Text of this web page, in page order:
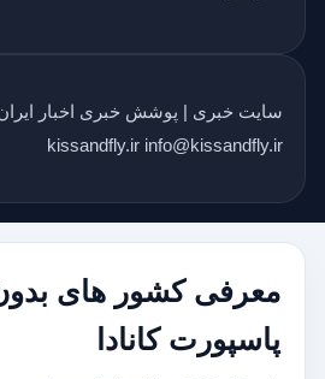
سایت خبری | پوشش خبری اخبار ایران
kissandfly.ir info@kissandfly.ir
معرفی کشور های بدون
پاسپورت کانادا